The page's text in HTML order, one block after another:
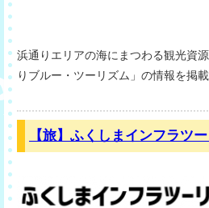
浜通りエリアの海にまつわる観光資
りブルー・ツーリズム」の情報を掲載
【旅】ふくしまインフラツ